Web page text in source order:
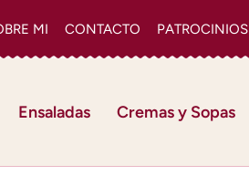
MI CONTACTO PATROCINIOS
Ensaladas Cremas y Sopas